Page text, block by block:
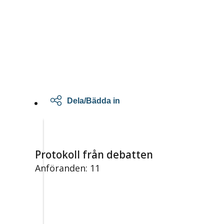
Dela/Bädda in
Protokoll från debatten
Anföranden: 11